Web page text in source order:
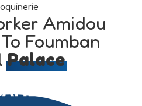
Amidou
Foumban
Palace